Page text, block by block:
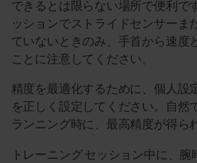
できるとは限らない場所で便利で
ッションでストライドセンサーま
ていないときのみ、手首から速度
ことに注意してください。
精度を最適化するために、個人設
を正しく設定してください。自然
ランニング時に、最高精度が得ら
トレーニング セッション中に、腕